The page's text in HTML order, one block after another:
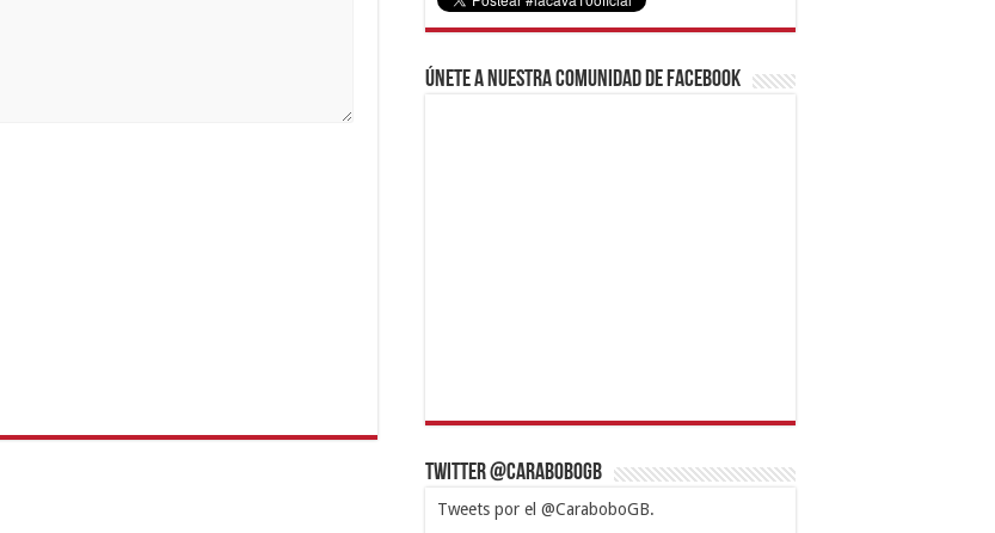
Únete a nuestra comunidad de Facebook
Twitter @CaraboboGB
Tweets por el @CaraboboGB.